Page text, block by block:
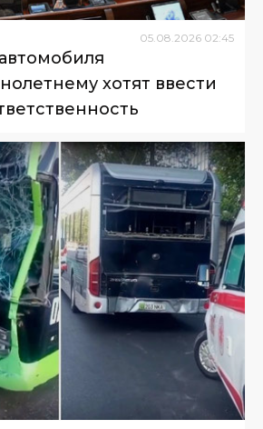
05 08 2026 02:45
хотят ввести